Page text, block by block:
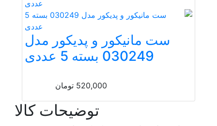
ست مانیکور و پدیکور مدل
030249 بسته 5 عددی
520,000 تومان
توضیحات کالا